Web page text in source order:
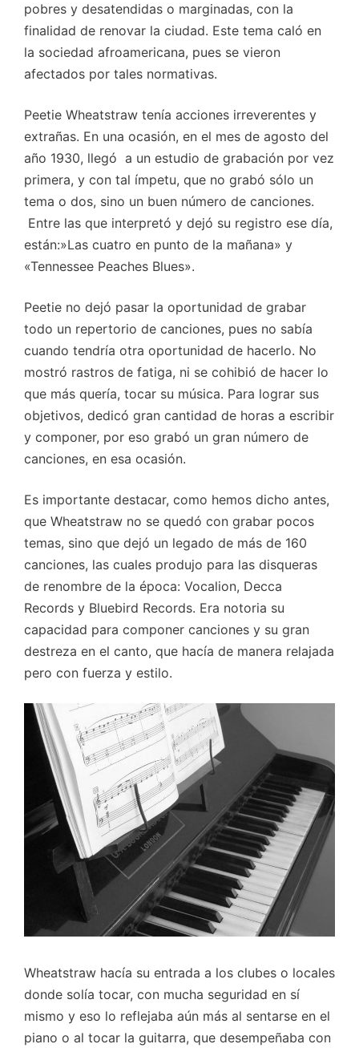
pobres y desatendidas o marginadas, con la
finalidad de renovar la ciudad. Este tema caló en
la sociedad afroamericana, pues se vieron
afectados por tales normativas.
Peetie Wheatstraw tenía acciones irreverentes y
extrañas. En una ocasión, en el mes de agosto del
año 1930, llegó a un estudio de grabación por vez
primera, y con tal ímpetu, que no grabó sólo un
tema o dos, sino un buen número de canciones.
Entre las que interpretó y dejó su registro ese día,
están:»Las cuatro en punto de la mañana» y
«Tennessee Peaches Blues».
Peetie no dejó pasar la oportunidad de grabar
todo un repertorio de canciones, pues no sabía
cuando tendría otra oportunidad de hacerlo. No
mostró rastros de fatiga, ni se cohibió de hacer lo
que más quería, tocar su música. Para lograr sus
objetivos, dedicó gran cantidad de horas a escribir
y componer, por eso grabó un gran número de
canciones, en esa ocasión.
Es importante destacar, como hemos dicho antes,
que Wheatstraw no se quedó con grabar pocos
temas, sino que dejó un legado de más de 160
canciones, las cuales produjo para las disqueras
de renombre de la época: Vocalion, Decca
Records y Bluebird Records. Era notoria su
capacidad para componer canciones y su gran
destreza en el canto, que hacía de manera relajada
pero con fuerza y estilo.
Wheatstraw hacía su entrada a los clubes o locales
donde solía tocar, con mucha seguridad en sí
mismo y eso lo reflejaba aún más al sentarse en el
piano o al tocar la guitarra, que desempeñaba con